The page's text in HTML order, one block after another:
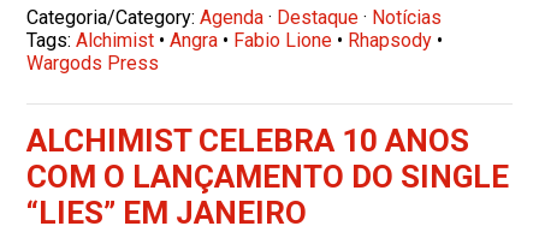
Categoria/Category:Agenda · Destaque · Notícias
Tags:Alchimist •Angra • Fabio Lione • Rhapsody •
Wargods Press
ALCHIMIST CELEBRA 10 ANOS
COM O LANÇAMENTO DO SINGLE
“LIES” EM JANEIRO